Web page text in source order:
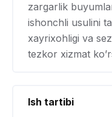
zargarlik
ishonchli usulini
xayrixohligi va
tezkor xizmat
Ish tartibi